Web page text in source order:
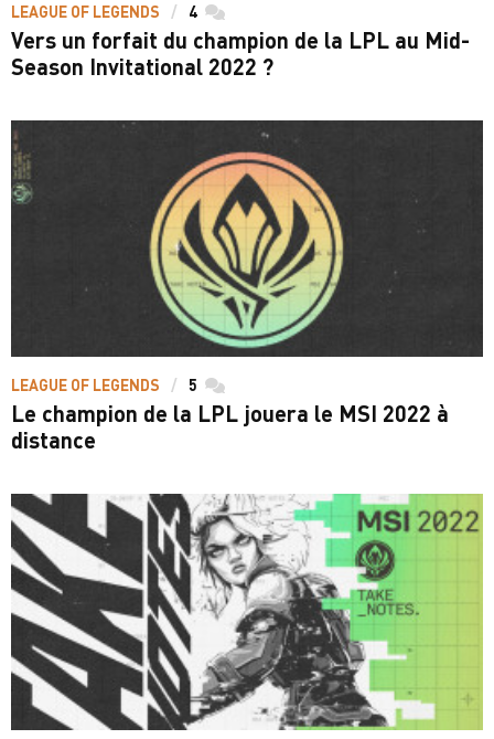
LEAGUE OF LEGENDS 4 commentaires
Vers un forfait du champion de la LPL au Mid-
Season Invitational 2022 ?
LEAGUE OF LEGENDS 5 commentaires
Le champion de la LPL jouera le MSI 2022 à
distance